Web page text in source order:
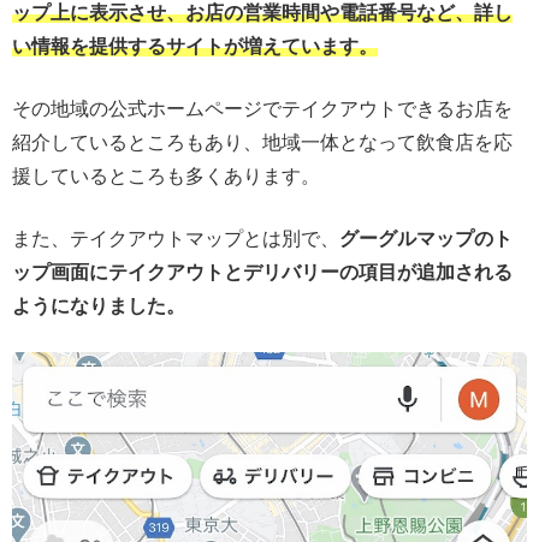
ップ上に表示させ、お店の営業時間や電話番号など、詳し
い情報を提供するサイトが増えています。
その地域の公式ホームページでテイクアウトできるお店を
紹介しているところもあり、地域一体となって飲食店を応
援しているところも多くあります。
また、テイクアウトマップとは別で、 グーグルマップのト
ップ画面にテイクアウトとデリバリーの項目が追加される
ようになりました。